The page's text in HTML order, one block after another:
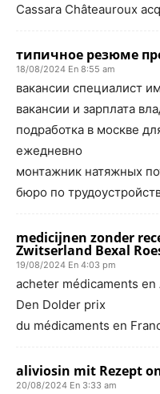
Cassara Châteauroux
типичное резюме
18/08/2024 En 8:55 am
вакансии специалист
вакансии и зарплата
подработка в москве
ежедневно
монтажник натяжных
бюро по
medicijnen zonder
Zwitserland Bexal
19/08/2024 En 4:03 pm
acheter médicaments
Den Dolder prix
du médicaments en
aliviosin mit Rezept
20/08/2024 En 3:33 am